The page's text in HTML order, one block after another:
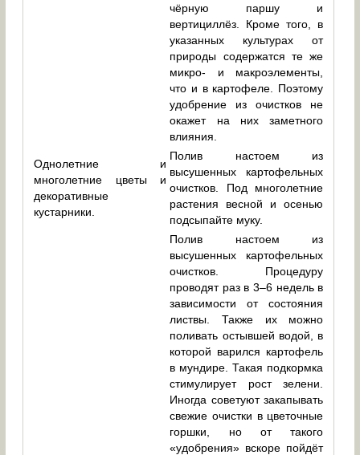
чёрную паршу и
вертициллёз. Кроме того, в
указанных культурах от
природы содержатся те же
микро- и макроэлементы,
что и в картофеле. Поэтому
удобрение из очистков не
окажет на них заметного
влияния.
Однолетние и
многолетние цветы и
декоративные
кустарники.
Полив настоем из
высушенных картофельных
очистков. Под многолетние
растения весной и осенью
подсыпайте муку.
Полив настоем из
высушенных картофельных
очистков. Процедуру
проводят раз в 3–6 недель в
зависимости от состояния
листвы. Также их можно
поливать остывшей водой, в
которой варился картофель
в мундире. Такая подкормка
стимулирует рост зелени.
Иногда советуют закапывать
свежие очистки в цветочные
горшки, но от такого
«удобрения» вскоре пойдёт